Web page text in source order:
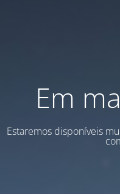
Em
Estaremos disponíveis